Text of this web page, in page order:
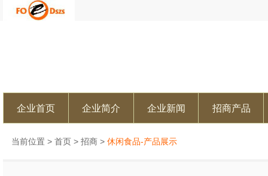
企业首页 企业简介 企业新闻 招商产品
当前位置 > 首页 > 招商 > 休闲食品-产品展示